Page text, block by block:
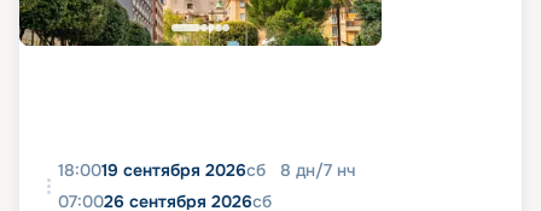
18:0019 сентября 2026сб 8 дн/7 нч
07:0026 сентября 2026сб